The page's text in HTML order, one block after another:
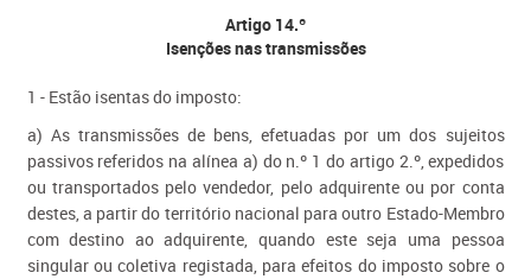
Artigo 14.º
Isenções nas transmissões
1 - Estão isentas do imposto:
a) As transmissões de bens, efetuadas por um dos sujeitos
passivos referidos na alínea a) do n.º 1 do artigo 2.º, expedidos
ou transportados pelo vendedor, pelo adquirente ou por conta
destes, a partir do território nacional para outro Estado-Membro
com destino ao adquirente, quando este seja uma pessoa
singular ou coletiva registada, para efeitos do imposto sobre o